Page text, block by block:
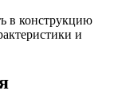
в конструкцию
и